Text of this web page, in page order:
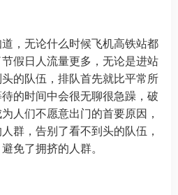
，无论什么时候飞机高铁站都
假日人流量更多，无论是进站
的队伍，排队首先就比平常所
的时间中会很无聊很急躁，破
人们不愿意出门的首要原因，
群，告别了看不到头的队伍，
免了拥挤的人群。